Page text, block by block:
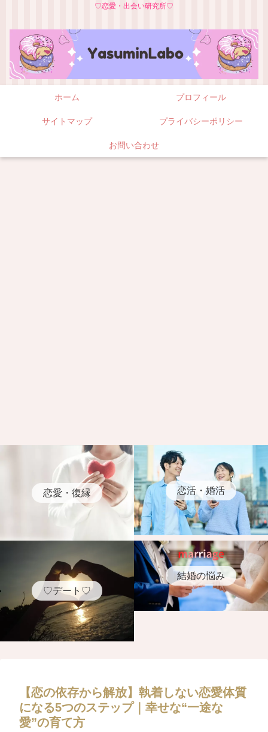
♡恋愛・出会い研究所♡
ホーム プロフィール
サイトマップ プライバシーポリシー
お問い合わせ
恋愛・復縁 恋活・婚活
♡デート♡
結婚の悩み
【恋の依存から解放】執着しない恋愛体質
になる5つのステップ｜幸せな“一途な
愛”の育て方